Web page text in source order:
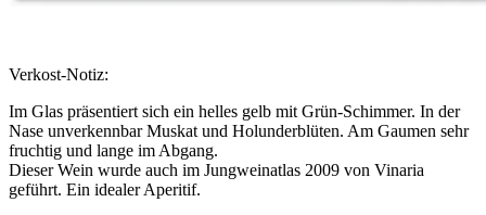
Verkost-Notiz:
Im Glas präsentiert sich ein helles gelb mit Grün-Schimmer. In der
Nase unverkennbar Muskat und Holunderblüten. Am Gaumen sehr
fruchtig und lange im Abgang.
Dieser Wein wurde auch im Jungweinatlas 2009 von Vinaria
geführt. Ein idealer Aperitif.